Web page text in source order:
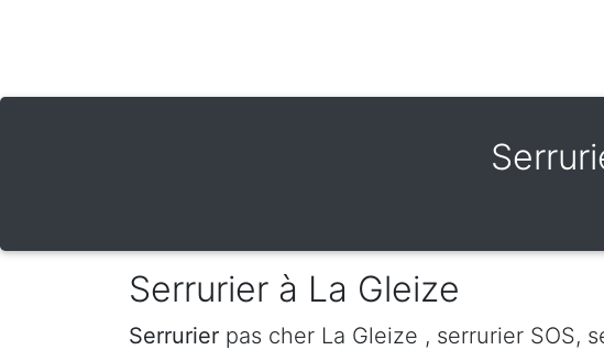
Serrurier à La Gleize
Serrurier pas cher La Gleize , serrurier SOS,